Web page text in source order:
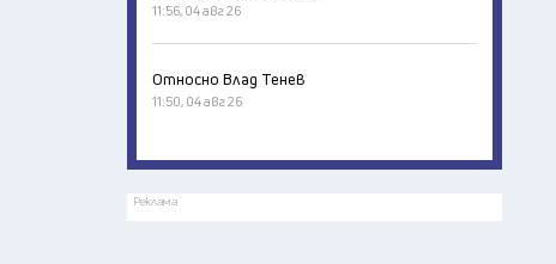
11:56, 04 авг 26
Относно Влад Тенев
11:50, 04 авг 26
Реклама